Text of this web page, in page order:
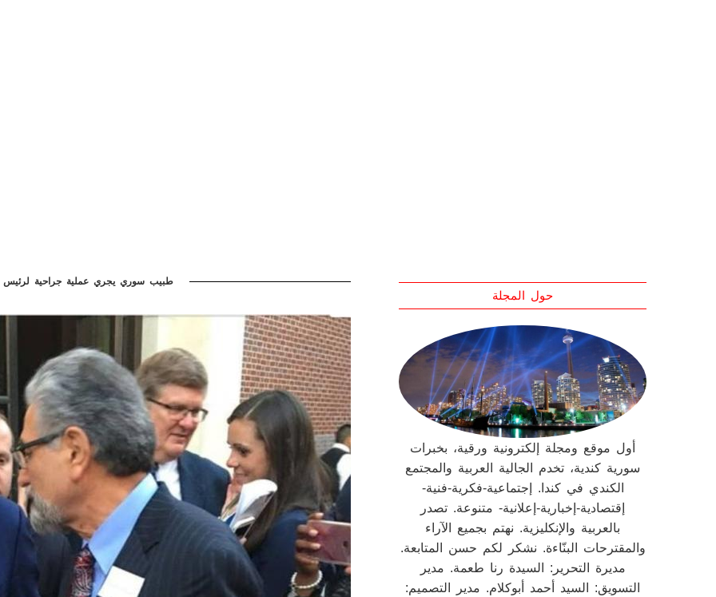
طبيب سوري يجري عملية جراحية لرئيس
حول المجلة
أول موقع ومجلة إلكترونية ورقية، بخبرات
سورية كندية، تخدم الجالية العربية والمجتمع
الكندي في كندا. إجتماعية-فكرية-فنية-
إقتصادية-إخبارية-إعلانية- متنوعة. تصدر
بالعربية والإنكليزية. نهتم بجميع الآراء
والمقترحات البنّاءة. نشكر لكم حسن المتابعة.
مديرة التحرير: السيدة رنا طعمة. مدير
التسويق: السيد أحمد أبوكلام. مدير التصميم: